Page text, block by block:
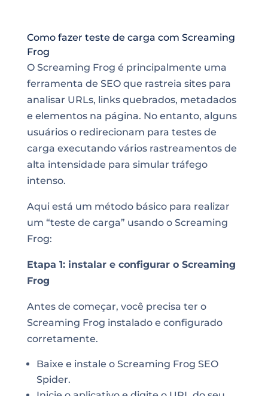
Como fazer teste de carga com Screaming
Frog
O Screaming Frog é principalmente uma
ferramenta de SEO que rastreia sites para
analisar URLs, links quebrados, metadados
e elementos na página. No entanto, alguns
usuários o redirecionam para testes de
carga executando vários rastreamentos de
alta intensidade para simular tráfego
intenso.
Aqui está um método básico para realizar
um “teste de carga” usando o Screaming
Frog:
Etapa 1: instalar e configurar o Screaming
Frog
Antes de começar, você precisa ter o
Screaming Frog instalado e configurado
corretamente.
Baixe e instale o Screaming Frog SEO
Spider.